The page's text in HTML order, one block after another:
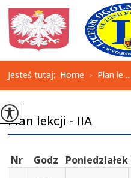
Jesteś tutaj: Home > Plan le ...
Plan lekcji - IIA
Nr Godz Poniedziałek